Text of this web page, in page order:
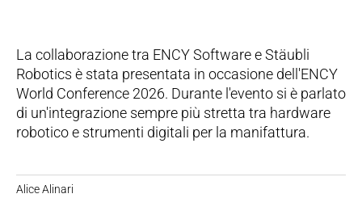
La collaborazione tra ENCY Software e Stäubli
Robotics è stata presentata in occasione dell'ENCY
World Conference 2026. Durante l'evento si è parlato
di un'integrazione sempre più stretta tra hardware
robotico e strumenti digitali per la manifattura.
Alice Alinari